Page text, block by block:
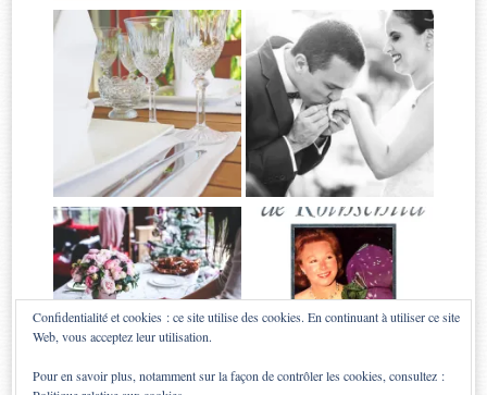
Confidentialité et cookies : ce site utilise des cookies. En continuant à utiliser ce site
Web, vous acceptez leur utilisation.
Pour en savoir plus, notamment sur la façon de contrôler les cookies, consultez :